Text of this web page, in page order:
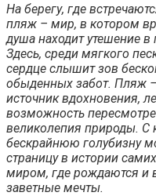
На берегу, где
пляж – мир, в котором
душа находит утешение
Здесь, среди мягкого
сердце слышит зов
обыденных забот. Пляж –
источник вдохновения,
возможность
великолепия природы.
бескрайнюю голубизну
страницу в истории
миром, где рождаются
заветные мечты.